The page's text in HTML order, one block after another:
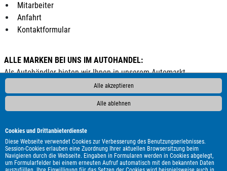
Alle akzeptieren
Alle ablehnen
Cookies und Drittanbieterdienste
Diese Webseite verwendet Cookies zur Verbesserung des Benutzungserlebnisses.
Session-Cookies erlauben eine Zuordnung Ihrer aktuellen Browsersitzung beim
Navigieren durch die Webseite. Eingaben in Formularen werden in Cookies abgelegt,
um Formularfelder bei einem erneuten Aufruf automatisch mit den bekannten Daten
Mitarbeiter
Anfahrt
Kontaktformular
ALLE MARKEN BEI UNS IM AUTOHANDEL:
Als Autohändler bieten wir Ihnen in unserem Automarkt
Gebrauchtwagen, Jahreswagen und Neuwagen folgender
Automarken an:
Bentley
Borgward Bürstner
Chevrolet
Citroën Cupra DAF DFSK
DS Automobiles
Dacia
Dodge Etrusco Eura Mobil Fiat Ford
GWM
Genesis
Hobby Honda Hyundai Infiniti Itineo Iveco